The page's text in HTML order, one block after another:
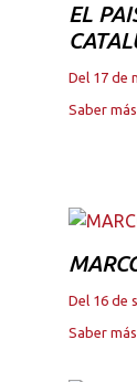
EL
Del 17 de
Saber más
Del 16 de
Saber más